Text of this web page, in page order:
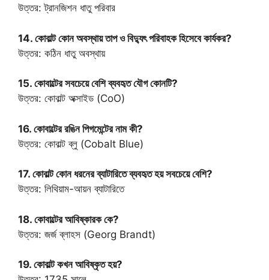
উত্তর: ট্রানজিশন ধাতু পরিবার
14. কোবাল্ট কোন অবস্থায় তাপ ও বিদ্যুৎ পরিবাহক হিসেবে কার্যকর?
উত্তর: কঠিন ধাতু অবস্থায়
15. কোবাল্টের সবচেয়ে বেশি ব্যবহৃত যৌগ কোনটি?
উত্তর: কোবাল্ট অক্সাইড (CoO)
16. কোবাল্টের রঙিন পিগমেন্টের নাম কী?
উত্তর: কোবাল্ট ব্লু (Cobalt Blue)
17. কোবাল্ট কোন ধরনের ব্যাটারিতে ব্যবহৃত হয় সবচেয়ে বেশি?
উত্তর: লিথিয়াম-আয়ন ব্যাটারিতে
18. কোবাল্টের আবিষ্কারক কে?
উত্তর: জর্জ ব্লাহস (Georg Brandt)
19. কোবাল্ট কখন আবিষ্কৃত হয়?